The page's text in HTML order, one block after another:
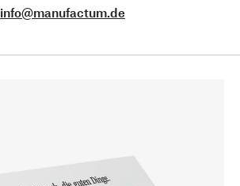
info@manufactum.de